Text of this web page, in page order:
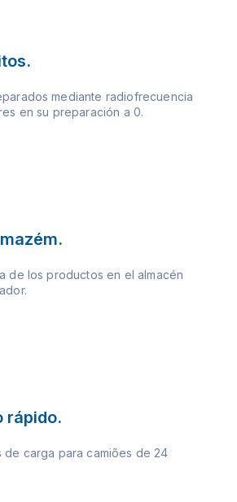
mediante radiofrecuencia
en su preparación a 0.
de los productos en el almacén
rápido.
de carga para camiões de 24